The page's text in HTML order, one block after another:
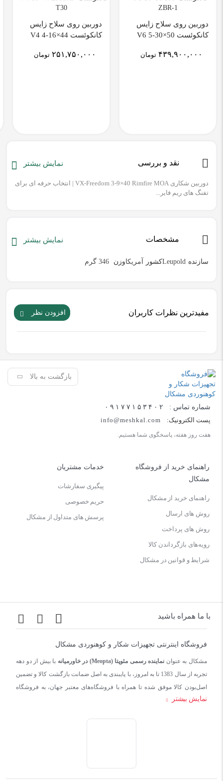
دوربین روی سلاح زایس
کانکوئست V6 5-30×50
۴۳۹,۹۰۰,۰۰۰ تومان
دوربین روی سلاح زایس
کانکوئست V4 4-16×44
۲۵۱,۷۵۰,۰۰۰ تومان
نقد و بررسی نمایش بیشتر
دوربین شکاری VX-Freedom 3-9×40 Rimfire MOA | انتخاب حرفه ای برای
تفنگ های ریم فایر...
مشخصات نمایش بیشتر
سازنده Leupoldکشور آمریکاوزن 346 گرم
مفیدترین نظرات کاربران افزودن نظر
بازگشت به بالا
شماره تماس :
۰۹۱۷۷۱۵۳۴۰۲
پست الکترونیک:
info@meshkal.com
هفت روز هفته، پاسخگوی شما هستیم.
راهنمای خرید از فروشگاه
مشکال
راهنمای خرید از مشکال
روش های ارسال
روش های پرداخت
رویه‌های بازگرداندن کالا
شرایط و قوانین در مشکال
خدمات مشتریان
پیگیری سفارشات
حریم خصوصی
پرسش های متداول از مشکال
با ما همراه باشید
فروشگاه اینترنتی تجهیزات شکار و کوهنوردی مشکال
مشکال به عنوان نماینده رسمی مئوپتا (Meopta) در خاورمیانه
با بیش از دو دهه
تجربه از سال 1383 تا به امروز، با پایبندی به اصل ضمانت بازگشت کالا و تضمین
اصل‌بودن کالا موفق شده تا همراه با فروشگاه‌های معتبر جهان، به فروشگاه
اینترنتی تجهیزات شکار بدل شود.
نمایش بیشتر